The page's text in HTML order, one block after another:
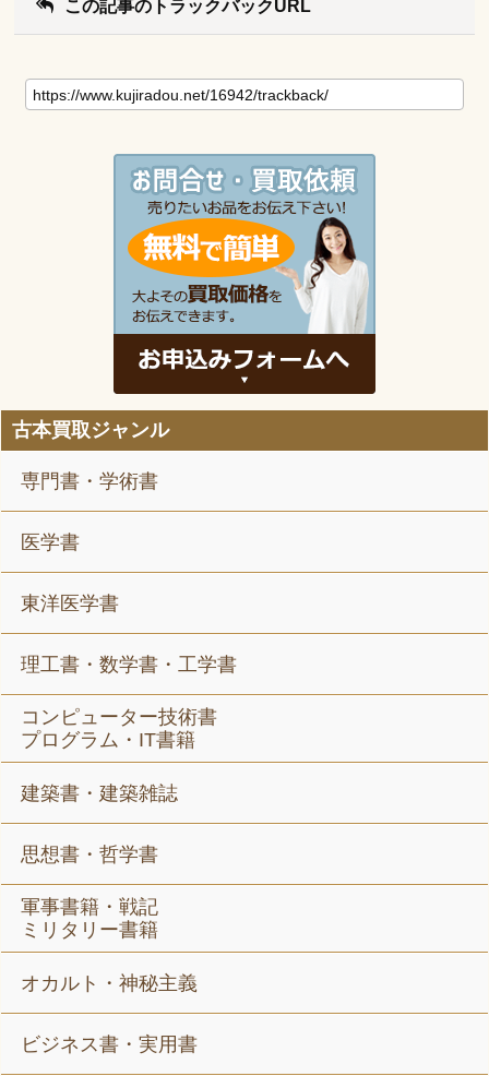
この記事のトラックバックURL
古本買取ジャンル
専門書・学術書
医学書
東洋医学書
理工書・数学書・工学書
コンピューター技術書
プログラム・IT書籍
建築書・建築雑誌
思想書・哲学書
軍事書籍・戦記
ミリタリー書籍
オカルト・神秘主義
ビジネス書・実用書